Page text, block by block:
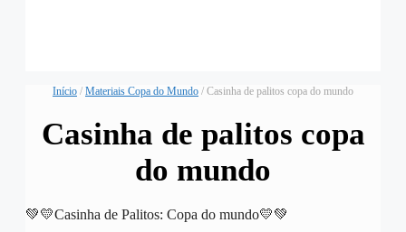
Início / Materiais Copa do Mundo / Casinha de palitos copa do mundo
Casinha de palitos copa
do mundo
💚💛Casinha de Palitos: Copa do mundo💛💚